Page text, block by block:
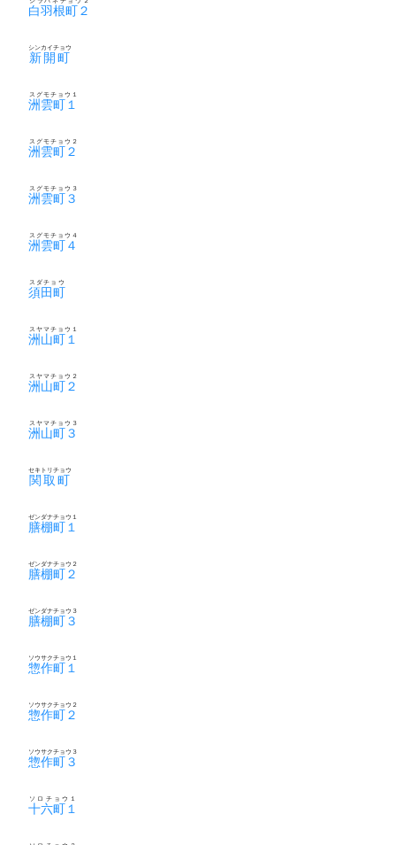
白羽根町２
新開町
シンカイチョウ
洲雲町１
スグモチョウ１
洲雲町２
スグモチョウ２
洲雲町３
スグモチョウ３
洲雲町４
スグモチョウ４
須田町
スダチョウ
洲山町１
スヤマチョウ１
洲山町２
スヤマチョウ２
洲山町３
スヤマチョウ３
関取町
セキトリチョウ
膳棚町１
ゼンダナチョウ１
膳棚町２
ゼンダナチョウ２
膳棚町３
ゼンダナチョウ３
惣作町１
ソウサクチョウ１
惣作町２
ソウサクチョウ２
惣作町３
ソウサクチョウ３
十六町１
ソロチョウ１